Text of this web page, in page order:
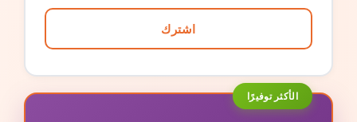
اشترك
الأكثر توفيرًا